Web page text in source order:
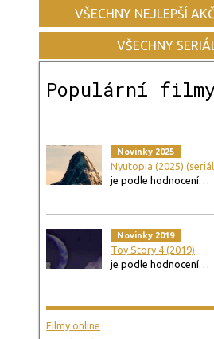
VŠECHNY NEJLEPŠÍ
VŠECHNY
Populární
Novinky 2025
Nyutopia (2025)
je podle hodnocení…
Novinky 2019
Toy Story 4 (2019)
je podle hodnocení…
Filmy online